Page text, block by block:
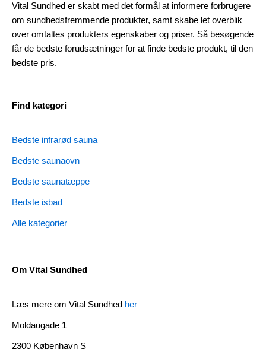
Vital Sundhed er skabt med det formål at informere forbrugere
om sundhedsfremmende produkter, samt skabe let overblik
over omtaltes produkters egenskaber og priser. Så besøgende
får de bedste forudsætninger for at finde bedste produkt, til den
bedste pris.
Find kategori
Bedste infrarød sauna
Bedste saunaovn
Bedste saunatæppe
Bedste isbad
Alle kategorier
Om Vital Sundhed
Læs mere om Vital Sundhed her
Moldaugade 1
2300 København S